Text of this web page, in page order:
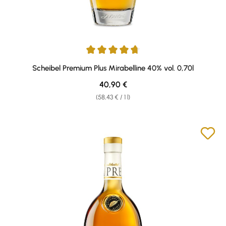
Average rating of 4.81 out of 5 stars
Scheibel Premium Plus Mirabelline 40% vol. 0,70l
(58,43 € / 1 l)
Regular price:
40,90 €